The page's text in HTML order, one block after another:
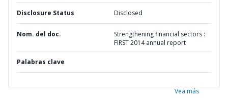
Disclosure Status Disclosed
Nom. del doc.
Strengthening financial sectors :
FIRST 2014 annual report
Palabras clave
Vea más